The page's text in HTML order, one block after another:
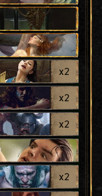
x2
x2
x2
x2